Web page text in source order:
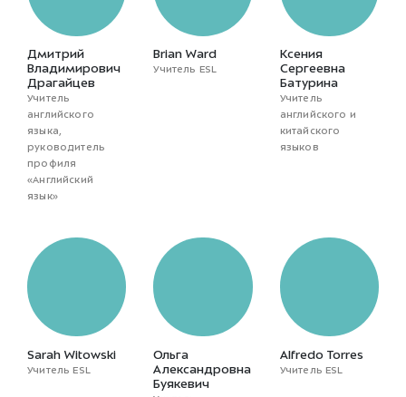
Дмитрий
Владимирович
Драгайцев
Учитель
английского
языка,
руководитель
профиля
«Английский
язык»
Brian Ward
Учитель ESL
Ксения
Сергеевна
Батурина
Учитель
английского и
китайского
языков
Sarah Witowski
Учитель ESL
Ольга
Александровна
Буякевич
Alfredo Torres
Учитель ESL